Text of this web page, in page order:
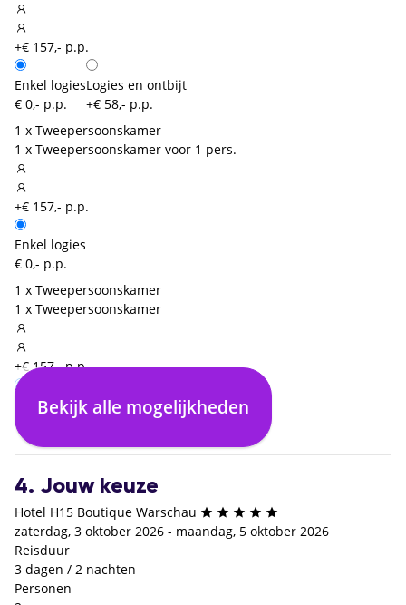
+€ 157,- p.p.
Enkel logies
€ 0,- p.p.
Logies en ontbijt
+€ 58,- p.p.
1 x Tweepersoonskamer
1 x Tweepersoonskamer voor 1 pers.
+€ 157,- p.p.
Enkel logies
€ 0,- p.p.
1 x Tweepersoonskamer
1 x Tweepersoonskamer
+€ 157,- p.p.
Enkel logies
€ 0,- p.p.
Bekijk alle mogelijkheden
4. Jouw keuze
Hotel H15 Boutique Warschau
zaterdag, 3 oktober 2026 - maandag, 5 oktober 2026
Reisduur
3 dagen / 2 nachten
Personen